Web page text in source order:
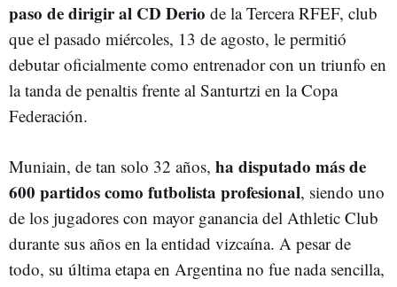
paso de dirigir al CD Derio de la Tercera RFEF, club
que el pasado miércoles, 13 de agosto, le permitió
debutar oficialmente como entrenador con un triunfo en
la tanda de penaltis frente al Santurtzi en la Copa
Federación.
Muniain, de tan solo 32 años, ha disputado más de
600 partidos como futbolista profesional, siendo uno
de los jugadores con mayor ganancia del Athletic Club
durante sus años en la entidad vizcaína. A pesar de
todo, su última etapa en Argentina no fue nada sencilla,